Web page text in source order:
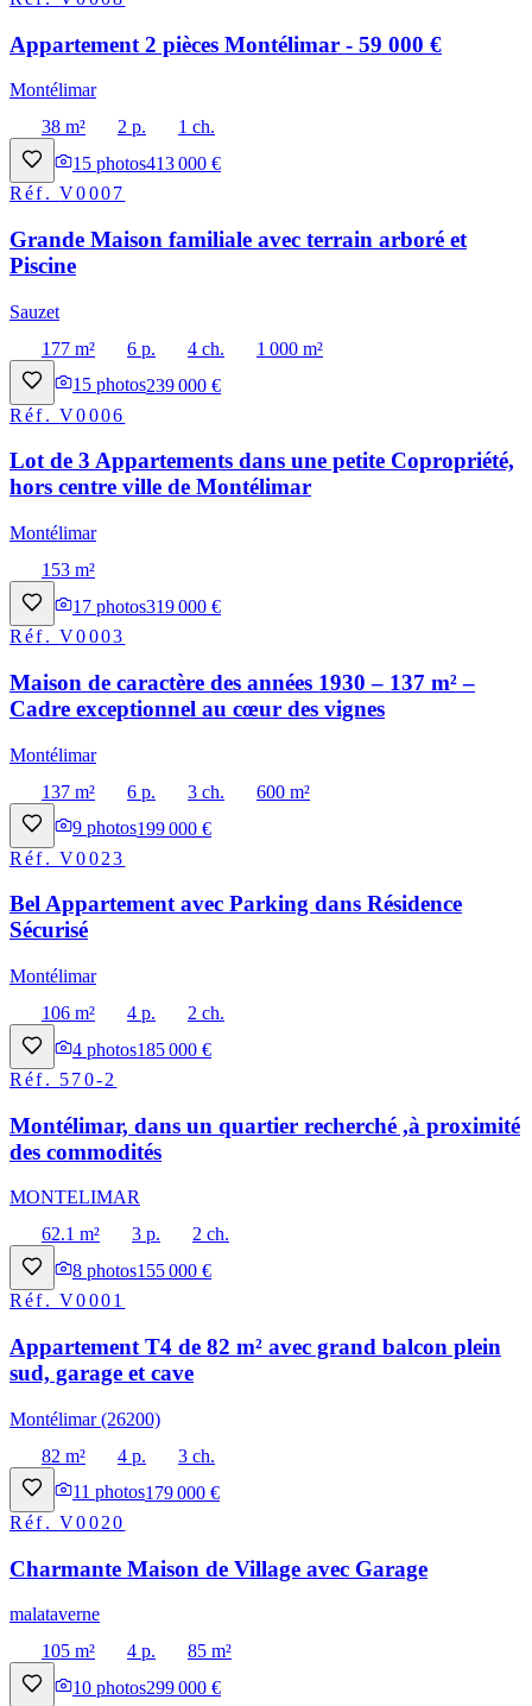
Appartement 2 pièces Montélimar - 59 000 €
Montélimar
38 m²
2 p.
1 ch.
15 photos413 000 €
Réf.V0007
Grande Maison familiale avec terrain arboré et
Piscine
Sauzet
177 m²
6 p. 4 ch.
1 000 m²
15 photos239 000 €
Réf.V0006
Lot de 3 Appartements dans une petite Copropriété,
hors centre ville de Montélimar
Montélimar
153 m²
17 photos319 000 €
Réf.V0003
Maison de caractère des années 1930 – 137 m² –
Cadre exceptionnel au cœur des vignes
Montélimar
137 m²
6 p. 3 ch.
600 m²
9 photos199 000 €
Réf.V0023
Bel Appartement avec Parking dans Résidence
Sécurisé
Montélimar
106 m²
4 p.
2 ch.
4 photos185 000 €
Réf. 570-2
Montélimar, dans un quartier recherché ,à proximité
des commodités
MONTELIMAR
62.1 m²
3 p.
2 ch.
8 photos155 000 €
Réf.V0001
Appartement T4 de 82 m² avec grand balcon plein
sud, garage et cave
Montélimar (26200)
82 m²
4 p.
3 ch.
11 photos179 000 €
Réf.V0020
Charmante Maison de Village avec Garage
malataverne
105 m²
4 p.
85 m²
10 photos299 000 €